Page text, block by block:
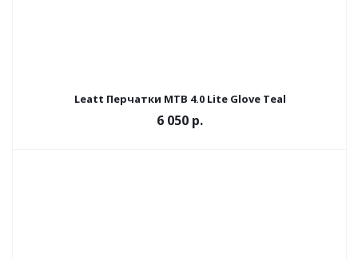
Leatt Перчатки MTB 4.0 Lite Glove Teal
6 050 р.